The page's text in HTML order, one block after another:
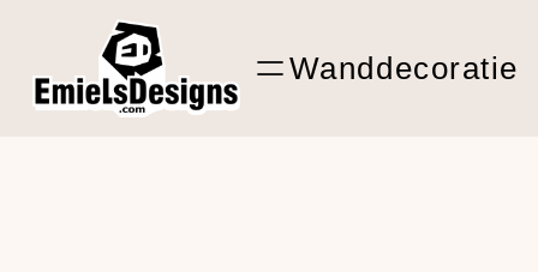
inhoud
Shop Kunst
Wanddecoratie